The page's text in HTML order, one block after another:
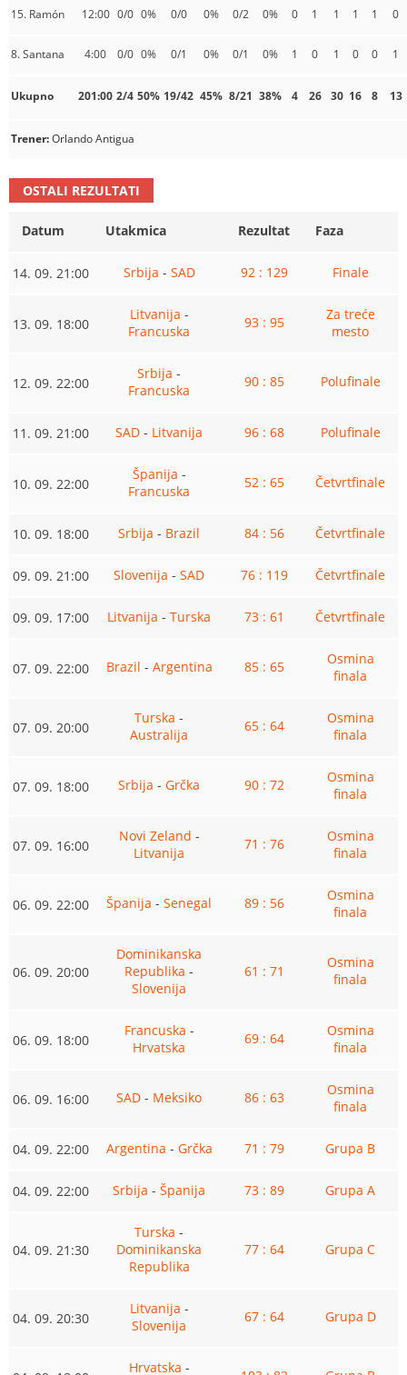
15. Ramón 12:00 0/0 0% 0/0 0% 0/2 0% 0 1 1 1 1 0
8. Santana 4:00 0/0 0% 0/1 0% 0/1 0% 1 0 1 0 0 1
Ukupno 201:00 2/4 50% 19/42 45% 8/21 38% 4 26 30 16 8 13
Trener:Orlando Antigua
OSTALI REZULTATI
Datum Utakmica Rezultat Faza
14. 09. 21:00 Srbija - SAD 92 : 129 Finale
13. 09. 18:00
Litvanija -
Francuska
93 : 95
Za treće
mesto
12. 09. 22:00
Srbija -
Francuska
90 : 85 Polufinale
11. 09. 21:00 SAD - Litvanija 96 : 68 Polufinale
10. 09. 22:00
Španija -
Francuska
52 : 65 Četvrtfinale
10. 09. 18:00 Srbija - Brazil 84 : 56 Četvrtfinale
09. 09. 21:00 Slovenija - SAD 76 : 119 Četvrtfinale
09. 09. 17:00 Litvanija - Turska 73 : 61 Četvrtfinale
07. 09. 22:00 Brazil - Argentina 85 : 65
Osmina
finala
07. 09. 20:00
Turska -
Australija
65 : 64
Osmina
finala
07. 09. 18:00 Srbija - Grčka 90 : 72
Osmina
finala
07. 09. 16:00
Novi Zeland -
Litvanija
71 : 76
Osmina
finala
06. 09. 22:00 Španija - Senegal 89 : 56
Osmina
finala
06. 09. 20:00
Dominikanska
Republika -
Slovenija
61 : 71
Osmina
finala
06. 09. 18:00
Francuska -
Hrvatska
69 : 64
Osmina
finala
06. 09. 16:00 SAD - Meksiko 86 : 63
Osmina
finala
04. 09. 22:00 Argentina - Grčka 71 : 79 Grupa B
04. 09. 22:00 Srbija - Španija 73 : 89 Grupa A
04. 09. 21:30
Turska -
Dominikanska
Republika
77 : 64 Grupa C
04. 09. 20:30
Litvanija -
Slovenija
67 : 64 Grupa D
Hrvatska -